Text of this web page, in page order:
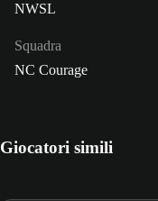
NWSL
Squadra
NC Courage
Giocatori simili